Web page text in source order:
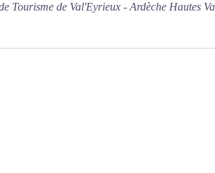
Tourisme de Val'Eyrieux - Ardèche Hautes